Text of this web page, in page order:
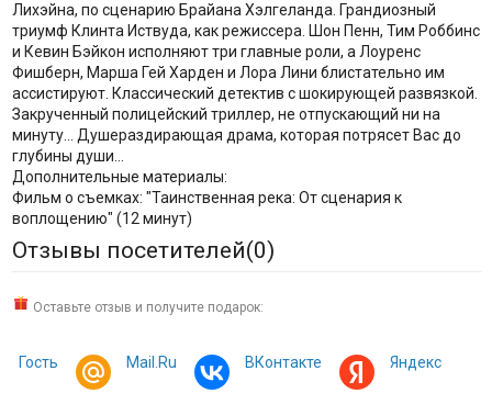
Лихэйна, по сценарию Брайана Хэлгеланда. Грандиозный
триумф Клинта Иствуда, как режиссера. Шон Пенн, Тим Роббинс
и Кевин Бэйкон исполняют три главные роли, а Лоуренс
Фишберн, Марша Гей Харден и Лора Лини блистательно им
ассистируют. Классический детектив с шокирующей развязкой.
Закрученный полицейский триллер, не отпускающий ни на
минуту... Душераздирающая драма, которая потрясет Вас до
глубины души...
Дополнительные материалы:
Фильм о съемках: "Таинственная река: От сценария к
воплощению" (12 минут)
Отзывы посетителей(0)
Оставьте отзыв и получите подарок:
Гость Mail.Ru ВКонтакте Яндекс